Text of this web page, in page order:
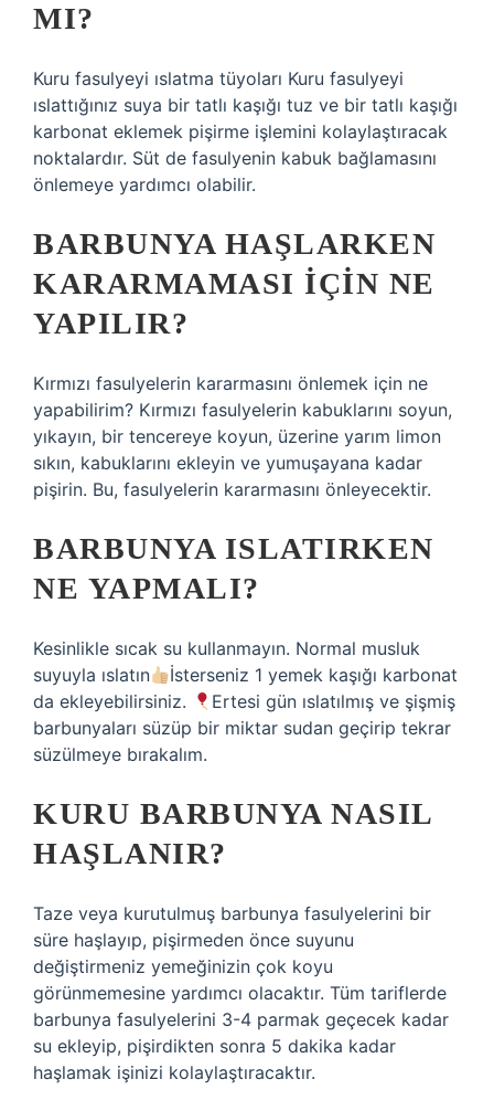
MI?
Kuru fasulyeyi ıslatma tüyoları Kuru fasulyeyi
ıslattığınız suya bir tatlı kaşığı tuz ve bir tatlı kaşığı
karbonat eklemek pişirme işlemini kolaylaştıracak
noktalardır. Süt de fasulyenin kabuk bağlamasını
önlemeye yardımcı olabilir.
BARBUNYA HAŞLARKEN
KARARMAMASI IÇIN NE
YAPILIR?
Kırmızı fasulyelerin kararmasını önlemek için ne
yapabilirim? Kırmızı fasulyelerin kabuklarını soyun,
yıkayın, bir tencereye koyun, üzerine yarım limon
sıkın, kabuklarını ekleyin ve yumuşayana kadar
pişirin. Bu, fasulyelerin kararmasını önleyecektir.
BARBUNYA ISLATIRKEN
NE YAPMALI?
Kesinlikle sıcak su kullanmayın. Normal musluk
suyuyla ıslatın
İsterseniz 1 yemek kaşığı karbonat
da ekleyebilirsiniz.
Ertesi gün ıslatılmış ve şişmiş
barbunyaları süzüp bir miktar sudan geçirip tekrar
süzülmeye bırakalım.
KURU BARBUNYA NASIL
HAŞLANIR?
Taze veya kurutulmuş barbunya fasulyelerini bir
süre haşlayıp, pişirmeden önce suyunu
değiştirmeniz yemeğinizin çok koyu
görünmemesine yardımcı olacaktır. Tüm tariflerde
barbunya fasulyelerini 3-4 parmak geçecek kadar
su ekleyip, pişirdikten sonra 5 dakika kadar
haşlamak işinizi kolaylaştıracaktır.